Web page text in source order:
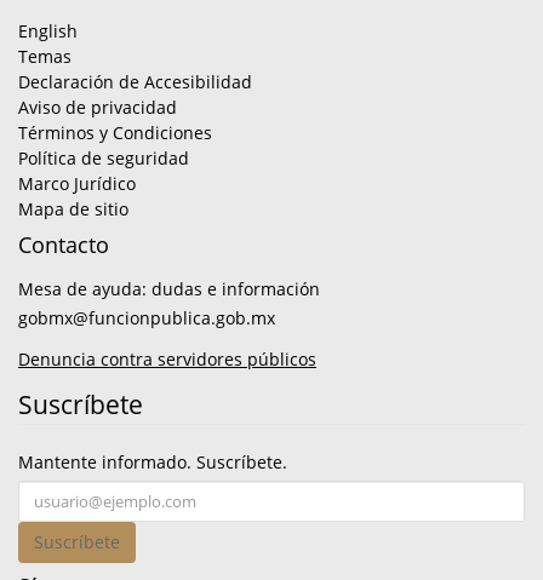
English
Temas
Declaración de Accesibilidad
Aviso de privacidad
Términos y Condiciones
Política de seguridad
Marco Jurídico
Mapa de sitio
Contacto
Mesa de ayuda: dudas e información
gobmx@funcionpublica.gob.mx
Denuncia contra servidores públicos
Suscríbete
Mantente informado. Suscríbete.
Suscríbete